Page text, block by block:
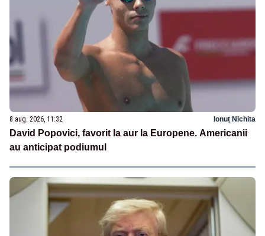
8 aug. 2026, 11:32 Ionuț Nichita
David Popovici, favorit la aur la Europene. Americanii
au anticipat podiumul